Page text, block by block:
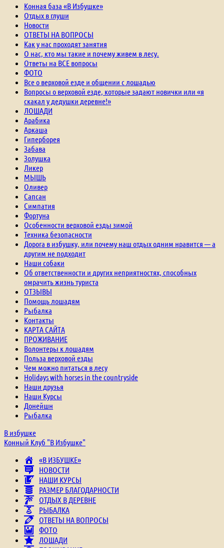
Конная база «В Избушке»
Отдых в глуши
Новости
ОТВЕТЫ НА ВОПРОСЫ
Как у нас проходят занятия
О нас, кто мы такие и почему живем в лесу.
Ответы на ВСЕ вопросы
ФОТО
Все о верховой езде и общении с лошадью
Вопросы о верховой езде, которые задают новички или «я
скакал у дедушки деревне!»
ЛОШАДИ
Арабика
Аркаша
Гиперборея
Забава
Золушка
Ликер
МЫШЬ
Оливер
Сапсан
Симпатия
Фортуна
Особенности верховой езды зимой
Техника безопасности
Дорога в избушку, или почему наш отдых одним нравится — а
другим не подходит
Наши собаки
Об ответственности и других неприятностях, способных
омрачить жизнь туриста
ОТЗЫВЫ
Помощь лошадям
Рыбалка
Контакты
КАРТА САЙТА
ПРОЖИВАНИЕ
Волонтеры к лошадям
Польза верховой езды
Чем можно питаться в лесу
Holidays with horses in the countryside
Наши друзья
Наши Курсы
Донейшн
Рыбалка
В избушке
Конный Клуб "В Избушке"
«В ИЗБУШКЕ»
НОВОСТИ
НАШИ КУРСЫ
РАЗМЕР БЛАГОДАРНОСТИ
ОТДЫХ В ДЕРЕВНЕ
РЫБАЛКА
ОТВЕТЫ НА ВОПРОСЫ
ФОТО
ЛОШАДИ